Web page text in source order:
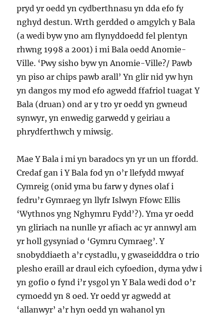
pryd yr oedd yn cydberthnasu yn dda efo fy
nghyd destun. Wrth gerdded o amgylch y Bala
(a wedi byw yno am flynyddoedd fel plentyn
rhwng 1998 a 2001) i mi Bala oedd Anomie-
Ville. ‘Pwy sisho byw yn Anomie-Ville?/ Pawb
yn piso ar chips pawb arall’ Yn glir nid yw hyn
yn dangos my mod efo agwedd ffafriol tuagat Y
Bala (druan) ond ar y tro yr oedd yn gwneud
synwyr, yn enwedig garwedd y geiriau a
phrydferthwch y miwsig.
Mae Y Bala i mi yn baradocs yn yr un un ffordd.
Credaf gan i Y Bala fod yn o’r llefydd mwyaf
Cymreig (onid yma bu farw y dynes olaf i
fedru’r Gymraeg yn llyfr Islwyn Ffowc Ellis
‘Wythnos yng Nghymru Fydd’?). Yma yr oedd
yn gliriach na nunlle yr afiach ac yr annwyl am
yr holl gysyniad o ‘Gymru Cymraeg’. Y
snobyddiaeth a’r cystadlu, y gwaseidddra o trio
plesho eraill ar draul eich cyfoedion, dyma ydw i
yn gofio o fynd i’r ysgol yn Y Bala wedi dod o’r
cymoedd yn 8 oed. Yr oedd yr agwedd at
‘allanwyr’ a’r hyn oedd yn wahanol yn